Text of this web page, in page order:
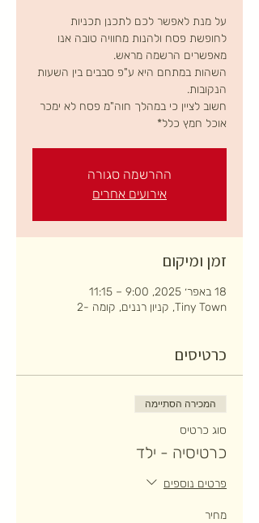
על מנת לאפשר לכם לתכנן תכניות
לחופשת פסח ולהנות מחוויה טובה אנו
השהות במתחם היא ע"פ סבבים בין השעות
חשוב לציין כי במהלך חוה"מ פסח לא ימכר
אוכל חמץ כלל*
ההרשמה סגורה
אירועים אחרים
זמן ומיקום
18 באפר׳ 2025, 9:00 – 11:15
Tiny Town, קניון רננים, קומה -2
כרטיסים
המכירה הסתיימה
סוג כרטיס
כרטיסיה - ילד
פרטים נוספים
מחיר